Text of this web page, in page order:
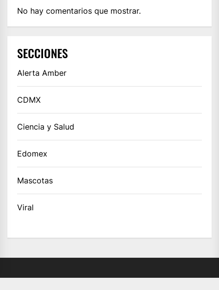
No hay comentarios que mostrar.
SECCIONES
Alerta Amber
CDMX
Ciencia y Salud
Edomex
Mascotas
Viral